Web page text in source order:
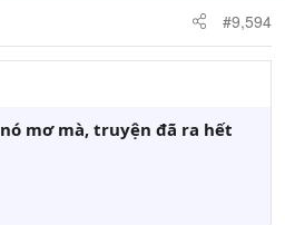
#9,594
mơ mà, truyện đã ra hết